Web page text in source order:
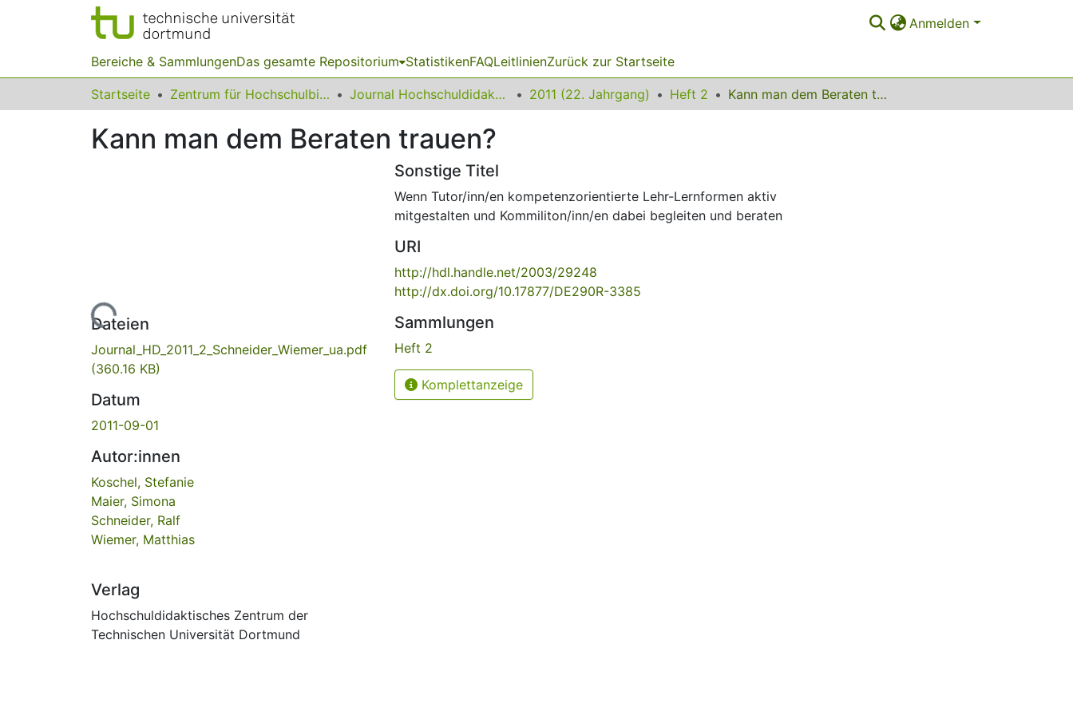
Anmelden
Bereiche & SammlungenDas gesamte Repositorium StatistikenFAQLeitlinienZurück zur Startseite
Startseite Zentrum für Hochschulbildung (zhb) Journal Hochschuldidaktik 2011 (22. Jahrgang) Heft 2 Kann man dem Beraten trauen?
Kann man dem Beraten trauen?
Lade...
Dateien
Journal_HD_2011_2_Schneider_Wiemer_ua.pdf
(360.16 KB)
Datum
2011-09-01
Autor:innen
Koschel, Stefanie
Maier, Simona
Schneider, Ralf
Wiemer, Matthias
Verlag
Hochschuldidaktisches Zentrum der
Technischen Universität Dortmund
Sonstige Titel
Wenn Tutor/inn/en kompetenzorientierte Lehr-Lernformen aktiv
mitgestalten und Kommiliton/inn/en dabei begleiten und beraten
URI
http://hdl.handle.net/2003/29248
http://dx.doi.org/10.17877/DE290R-3385
Sammlungen
Heft 2
Komplettanzeige